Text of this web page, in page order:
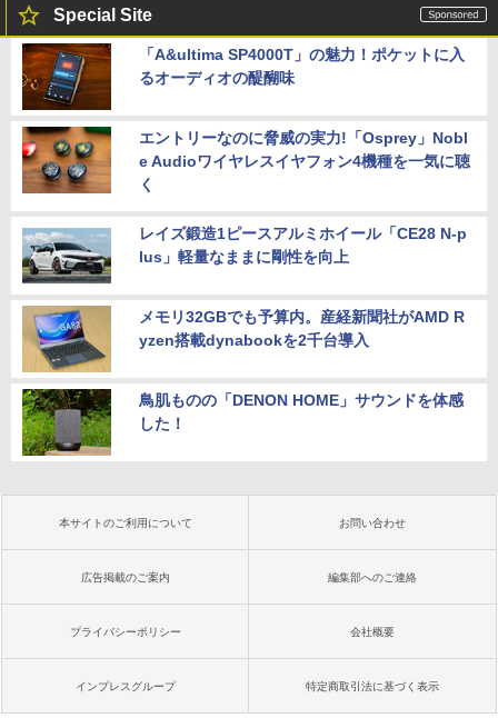
Special Site
「A&ultima SP4000T」の魅力！ポケットに入
るオーディオの醍醐味
エントリーなのに脅威の実力!「Osprey」Nobl
e Audioワイヤレスイヤフォン4機種を一気に聴
く
レイズ鍛造1ピースアルミホイール「CE28 N-p
lus」軽量なままに剛性を向上
メモリ32GBでも予算内。産経新聞社がAMD R
yzen搭載dynabookを2千台導入
鳥肌ものの「DENON HOME」サウンドを体感
した！
本サイトのご利用について お問い合わせ
広告掲載のご案内 編集部へのご連絡
プライバシーポリシー 会社概要
インプレスグループ 特定商取引法に基づく表示